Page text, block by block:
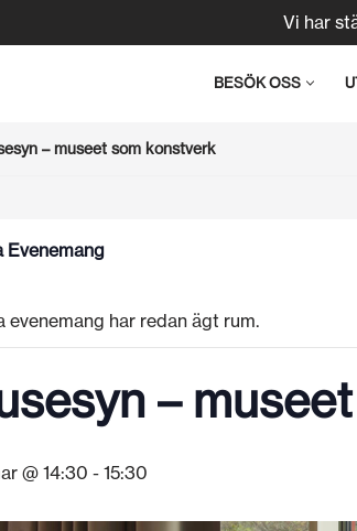
Vi har
BESÖK OSS
– museet som konstverk
Evenemang
evenemang har redan ägt rum.
–
@ 14:30 - 15:30